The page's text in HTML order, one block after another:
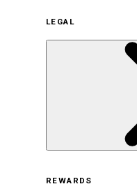
サステナビ
サステナビリ
LEGAL
REWARDS